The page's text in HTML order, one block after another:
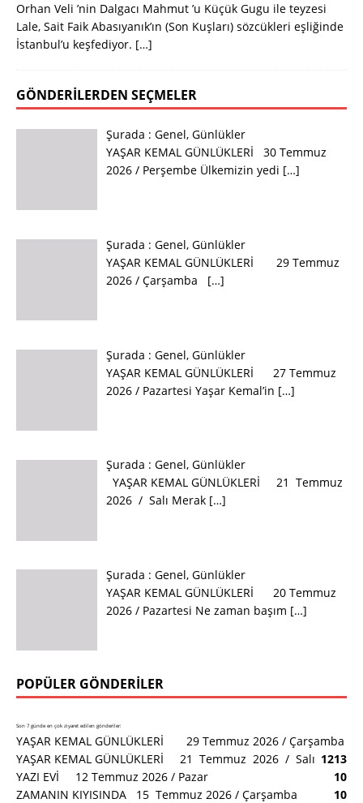
Orhan Veli ’nin Dalgacı Mahmut ’u Küçük Gugu ile teyzesi
Lale, Sait Faik Abasıyanık’ın (Son Kuşları) sözcükleri eşliğinde
İstanbul’u keşfediyor. […]
GÖNDERILERDEN SEÇMELER
Şurada : Genel, Günlükler
YAŞAR KEMAL GÜNLÜKLERİ 30 Temmuz
2026 / Perşembe Ülkemizin yedi […]
Şurada : Genel, Günlükler
YAŞAR KEMAL GÜNLÜKLERİ 29 Temmuz
2026 / Çarşamba […]
Şurada : Genel, Günlükler
YAŞAR KEMAL GÜNLÜKLERİ 27 Temmuz
2026 / Pazartesi Yaşar Kemal’in […]
Şurada : Genel, Günlükler
YAŞAR KEMAL GÜNLÜKLERİ 21 Temmuz
2026 / Salı Merak […]
Şurada : Genel, Günlükler
YAŞAR KEMAL GÜNLÜKLERİ 20 Temmuz
2026 / Pazartesi Ne zaman başım […]
POPÜLER GÖNDERILER
Son 7 günde en çok ziyaret edilen gönderiler:
YAŞAR KEMAL GÜNLÜKLERİ 29 Temmuz 2026 / Çarşamba
13
YAŞAR KEMAL GÜNLÜKLERİ 21 Temmuz 2026 / Salı 12
YAZI EVİ 12 Temmuz 2026 / Pazar
10
ZAMANIN KIYISINDA 15 Temmuz 2026 / Çarşamba
10